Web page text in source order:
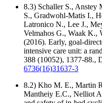
8.3) Schaller S.,
S., Gradwohl-Matis I.,
Latronico N., Lee J.,
Velmahos G., Waak K.,
(2016). Early, goal-
intensive care unit: a
388 (10052), 1377-88.,
6736(16)31637-3
8.2) Kho M. E., Martin
Mantheiy E.C., Nelliot